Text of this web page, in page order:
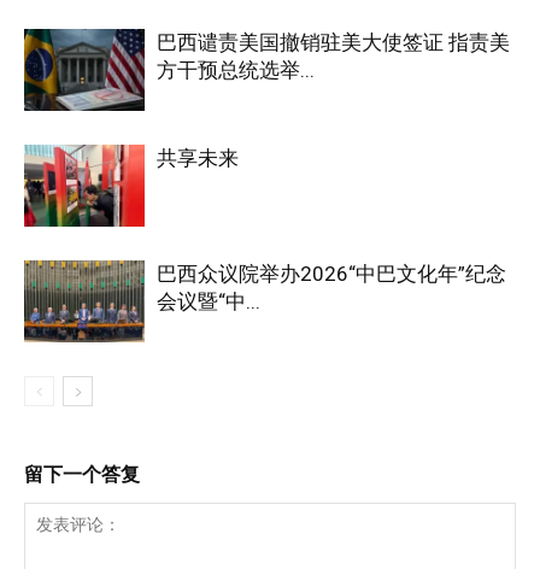
巴西谴责美国撤销驻美大使签证 指责美
方干预总统选举...
共享未来
巴西众议院举办2026“中巴文化年”纪念
会议暨“中...
留下一个答复